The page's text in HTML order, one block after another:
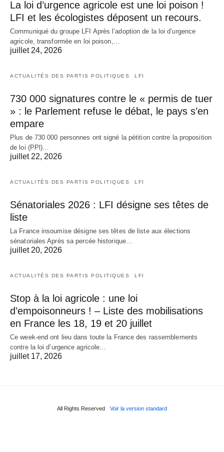
La loi d’urgence agricole est une loi poison !
LFI et les écologistes déposent un recours.
Communiqué du groupe LFI Après l’adoption de la loi d’urgence
agricole, transformée en loi poison,…
juillet 24, 2026
ACTUALITÉS DES PARTIS POLITIQUES LFI
730 000 signatures contre le « permis de tuer
» : le Parlement refuse le débat, le pays s’en
empare
Plus de 730 000 personnes ont signé la pétition contre la proposition
de loi (PPl)…
juillet 22, 2026
ACTUALITÉS DES PARTIS POLITIQUES LFI
Sénatoriales 2026 : LFI désigne ses têtes de
liste
La France insoumise désigne ses têtes de liste aux élections
sénatoriales Après sa percée historique…
juillet 20, 2026
ACTUALITÉS DES PARTIS POLITIQUES LFI
Stop à la loi agricole : une loi
d’empoisonneurs ! – Liste des mobilisations
en France les 18, 19 et 20 juillet
Ce week-end ont lieu dans toute la France des rassemblements
contre la loi d’urgence agricole…
juillet 17, 2026
All Rights Reserved Voir la version standard